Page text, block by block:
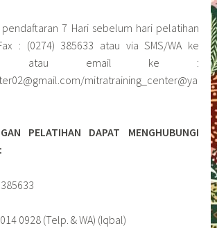
pendaftaran 7 Hari sebelum hari pelatihan
: (0274) 385633 atau via SMS/WA ke
atau email ke :
mitratraining_center@ya
PELATIHAN DAPAT MENGHUBUNGI
0928 (Telp. & WA) (Iqbal)